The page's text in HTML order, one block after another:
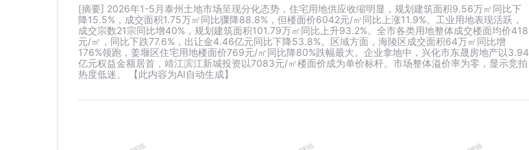
[摘要] 2026年1-5月泰州土地市场呈现分化态势，住宅用地供应收缩明显，规划建筑面积9.56万㎡同比下
降15.5%，成交面积1.75万㎡同比骤降88.8%，但楼面价6042元/㎡同比上涨11.9%。工业用地表现活跃，
成交宗数21宗同比增40%，规划建筑面积101.79万㎡同比上升93.2%。全市各类用地整体成交楼面均价418
元/㎡，同比下跌77.6%，出让金4.46亿元同比下降53.8%。区域方面，海陵区成交面积64万㎡同比增
176%领跑，姜堰区住宅用地楼面价769元/㎡同比降80%跌幅最大。企业拿地中，兴化市东晟房地产以3.94
亿元权益金额居首，靖江滨江新城投资以7083元/㎡楼面价成为单价标杆。市场整体溢价率为零，显示竞拍
热度低迷。 【此内容为AI自动生成】